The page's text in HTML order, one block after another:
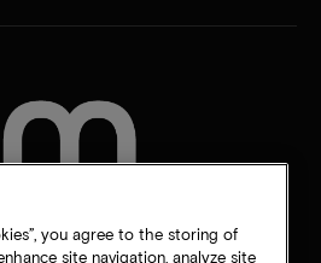
you agree to the storing of
site navigation, analyze site